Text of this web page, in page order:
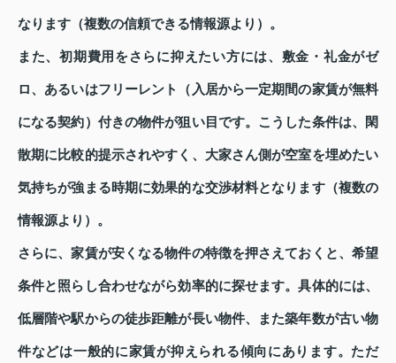
なります（複数の信頼できる情報源より）。
また、初期費用をさらに抑えたい方には、敷金・礼金がゼ
ロ、あるいはフリーレント（入居から一定期間の家賃が無料
になる契約）付きの物件が狙い目です。こうした条件は、閑
散期に比較的提示されやすく、大家さん側が空室を埋めたい
気持ちが強まる時期に効果的な交渉材料となります（複数の
情報源より）。
さらに、家賃が安くなる物件の特徴を押さえておくと、希望
条件と照らし合わせながら効率的に探せます。具体的には、
低層階や駅からの徒歩距離が長い物件、また築年数が古い物
件などは一般的に家賃が抑えられる傾向にあります。ただ